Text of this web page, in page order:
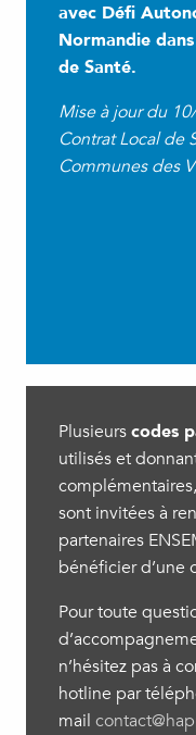
avec Défi
Normandie
de Santé.
Mise à jour du
Contrat Local de
Communes des
Plusieurscodes
utilisés et
sont invitées à
partenaires
bénéficier d’une
Pour toute
n’hésitez pas à
hotline par
mail